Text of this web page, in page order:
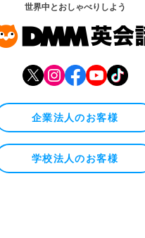
世界中とおしゃべりしよう
企業法人のお客様
学校法人のお客様